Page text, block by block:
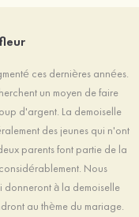
ces dernières années.
un moyen de faire
d'argent. La demoiselle
des jeunes qui n'ont
parents font partie de la
Nous
donneront à la demoiselle
au thème du mariage.